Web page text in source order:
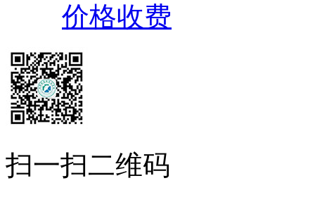
价格收费
扫一扫二维码